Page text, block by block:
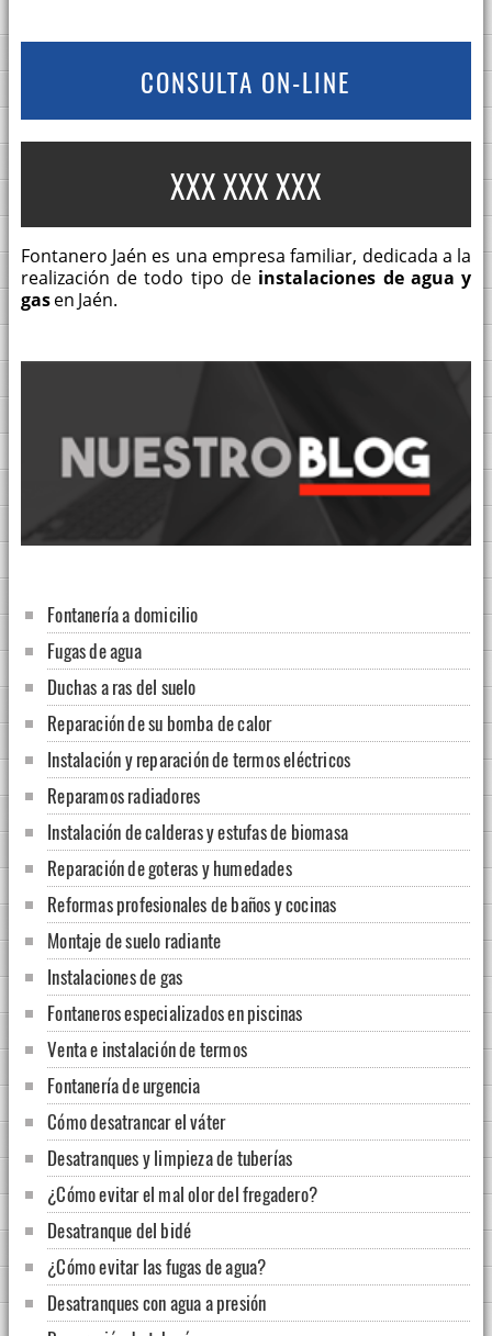
CONSULTA ON-LINE
XXX XXX XXX
Fontanero Jaén es una empresa familiar, dedicada a la
realización de todo tipo de instalaciones de agua y
gasen Jaén.
Fontanería a domicilio
Fugas de agua
Duchas a ras del suelo
Reparación de su bomba de calor
Instalación y reparación de termos eléctricos
Reparamos radiadores
Instalación de calderas y estufas de biomasa
Reparación de goteras y humedades
Reformas profesionales de baños y cocinas
Montaje de suelo radiante
Instalaciones de gas
Fontaneros especializados en piscinas
Venta e instalación de termos
Fontanería de urgencia
Cómo desatrancar el váter
Desatranques y limpieza de tuberías
¿Cómo evitar el mal olor del fregadero?
Desatranque del bidé
¿Cómo evitar las fugas de agua?
Desatranques con agua a presión